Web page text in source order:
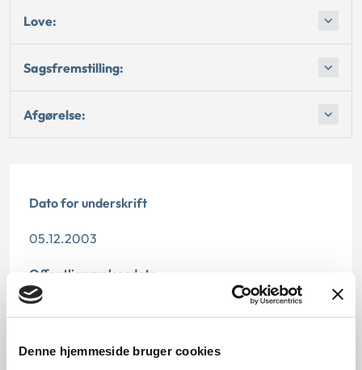
Denne hjemmeside bruger cookies
Love:
Sagsfremstilling:
Afgørelse:
Dato for underskrift
05.12.2003
Offentliggørelsesdato
11.07.2013
Denne principafgørelse er kasseret den 25. juni